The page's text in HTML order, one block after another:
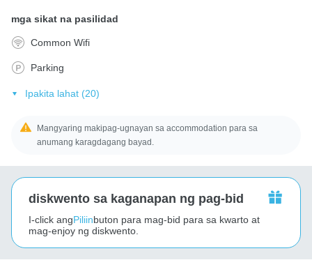
mga sikat na pasilidad
Common Wifi
Parking
Ipakita lahat (20)
Mangyaring makipag-ugnayan sa accommodation para sa
anumang karagdagang bayad.
diskwento sa kaganapan ng pag-bid
I-click angPiliinbuton para mag-bid para sa kwarto at
mag-enjoy ng diskwento.